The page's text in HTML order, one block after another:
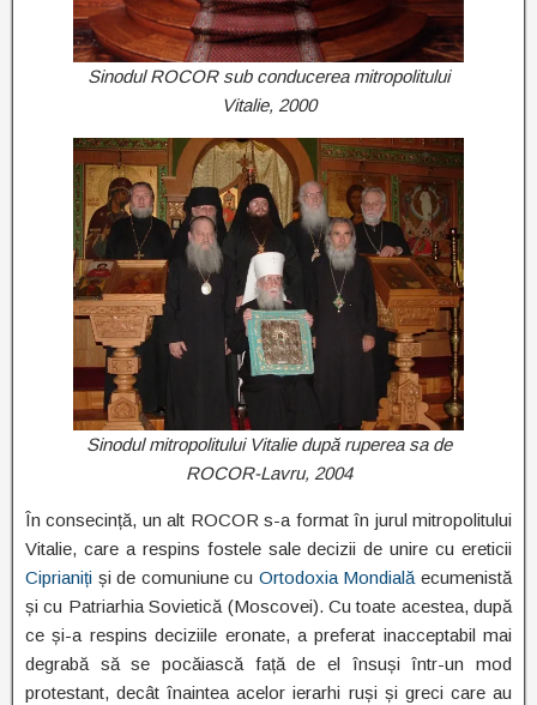
Sinodul ROCOR sub conducerea mitropolitului
Vitalie, 2000
Sinodul mitropolitului Vitalie după ruperea sa de
ROCOR-Lavru, 2004
În consecință, un alt ROCOR s-a format în jurul mitropolitului
Vitalie, care a respins fostele sale decizii de unire cu ereticii
Ciprianiți și de comuniune cu Ortodoxia Mondială ecumenistă
și cu Patriarhia Sovietică (Moscovei). Cu toate acestea, după
ce și-a respins deciziile eronate, a preferat inacceptabil mai
degrabă să se pocăiască față de el însuși într-un mod
protestant, decât înaintea acelor ierarhi ruși și greci care au